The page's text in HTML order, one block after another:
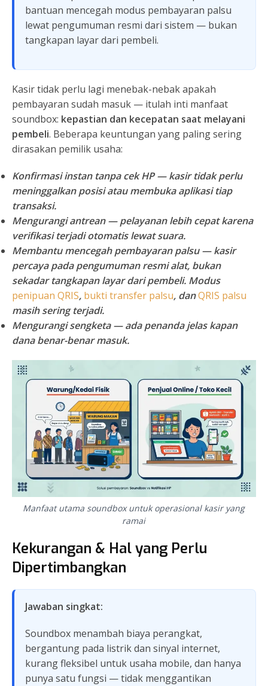
bantuan mencegah modus pembayaran palsu
lewat pengumuman resmi dari sistem — bukan
tangkapan layar dari pembeli.
Kasir tidak perlu lagi menebak-nebak apakah
pembayaran sudah masuk — itulah inti manfaat
soundbox: kepastian dan kecepatan saat melayani
pembeli. Beberapa keuntungan yang paling sering
dirasakan pemilik usaha:
Konfirmasi instan tanpa cek HP— kasir tidak perlu
meninggalkan posisi atau membuka aplikasi tiap
transaksi.
Mengurangi antrean— pelayanan lebih cepat karena
verifikasi terjadi otomatis lewat suara.
Membantu mencegah pembayaran palsu— kasir
percaya pada pengumuman resmi alat, bukan
sekadar tangkapan layar dari pembeli. Modus
penipuan QRIS, bukti transfer palsu, danQRIS palsu
masih sering terjadi.
Mengurangi sengketa— ada penanda jelas kapan
dana benar-benar masuk.
Manfaat utama soundbox untuk operasional kasir yang
ramai
Kekurangan & Hal yang Perlu
Dipertimbangkan
Jawaban singkat:
Soundbox menambah biaya perangkat,
bergantung pada listrik dan sinyal internet,
kurang fleksibel untuk usaha mobile, dan hanya
punya satu fungsi — tidak menggantikan